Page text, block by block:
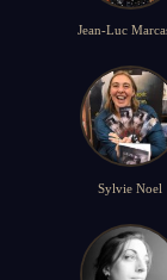
Jean-Luc
Sylvie Noel